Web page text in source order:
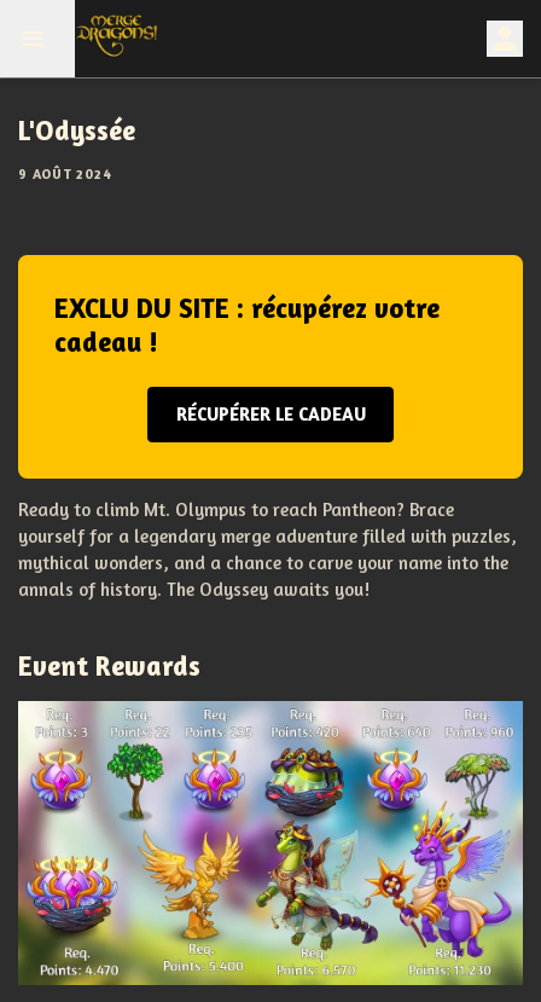
L'Odyssée
9 AOÛT 2024
EXCLU DU SITE : récupérez votre
cadeau !
RÉCUPÉRER LE CADEAU
Ready to climb Mt. Olympus to reach Pantheon? Brace
yourself for a legendary merge adventure filled with puzzles,
mythical wonders, and a chance to carve your name into the
annals of history. The Odyssey awaits you!
Event Rewards